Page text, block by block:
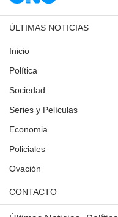
ÚLTIMAS NOTICIAS
Inicio
Política
Sociedad
Series y Películas
Economia
Policiales
Ovación
CONTACTO